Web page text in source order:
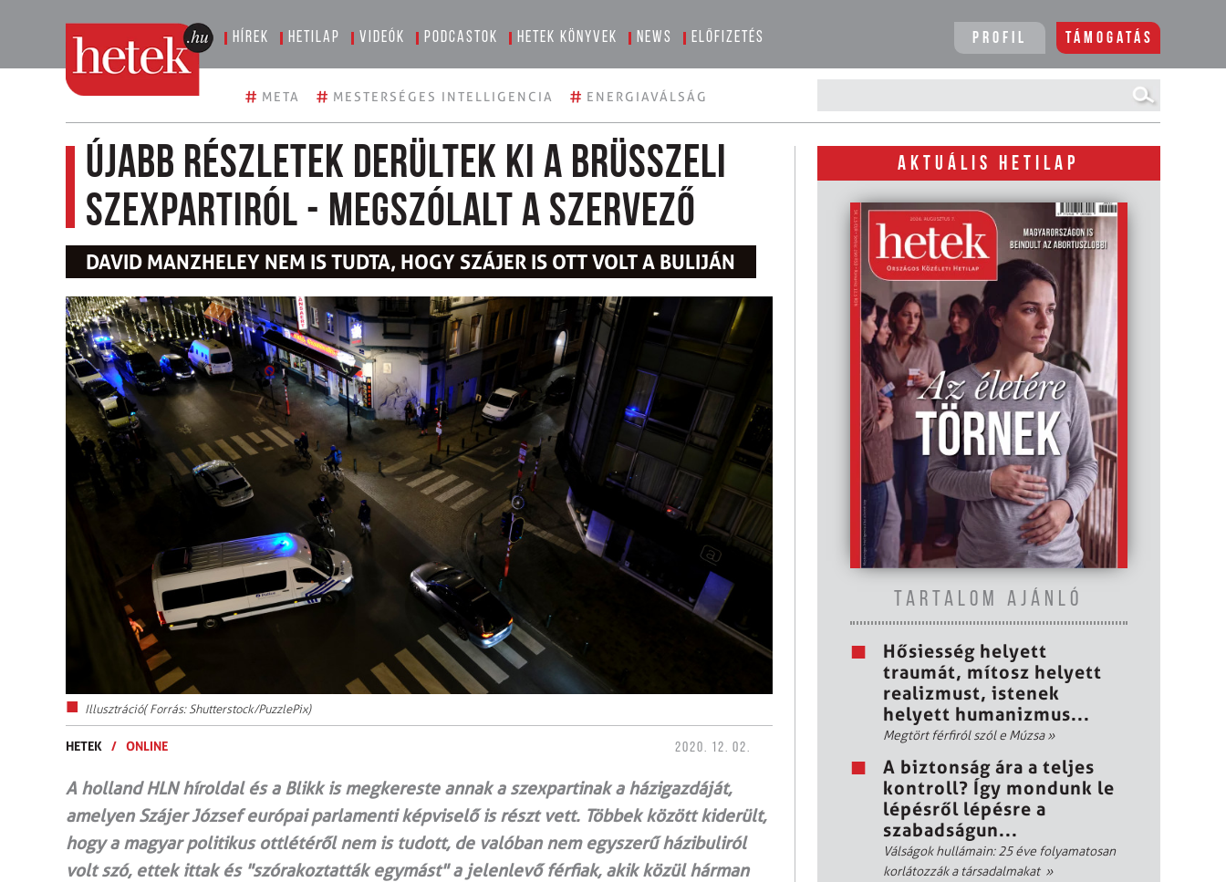
Hírek Hetilap Videók Podcastok Hetek könyvek News Előfizetés Profil Támogatás
# META # MESTERSÉGES INTELLIGENCIA # ENERGIAVÁLSÁG
Újabb részletek derültek ki a brüsszeli
szexpartiról - megszólalt a szervező
DAVID MANZHELEY NEM IS TUDTA, HOGY SZÁJER IS OTT VOLT A BULIJÁN
Illusztráció( Forrás: Shutterstock/PuzzlePix)
HETEK / ONLINE 2020. 12. 02.
A holland HLN híroldal és a Blikk is megkereste annak a szexpartinak a házigazdáját,
amelyen Szájer József európai parlamenti képviselő is részt vett. Többek között kiderült,
hogy a magyar politikus ottlétéről nem is tudott, de valóban nem egyszerű házibuliról
volt szó, ettek ittak és "szórakoztatták egymást" a jelenlevő férfiak, akik közül hárman
AKTUÁLIS HETILAP
TARTALOM AJÁNLÓ
Hősiesség helyett
traumát, mítosz helyett
realizmust, istenek
helyett humanizmus...
Megtört férfiról szól e Múzsa»
A biztonság ára a teljes
kontroll? Így mondunk le
lépésről lépésre a
szabadságun...
Válságok hullámain: 25 éve folyamatosan
korlátozzák a társadalmakat »